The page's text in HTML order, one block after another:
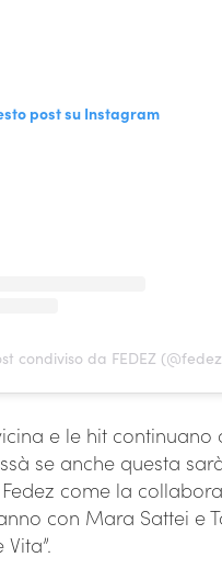
post su Instagram
condiviso da FEDEZ
e le hit continuano
se anche questa
come la
con Mara Sattei e